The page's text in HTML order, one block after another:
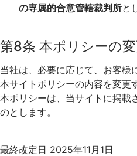
の専属的合意管轄裁判所と
第8条 本ポリシーの
当社は、必要に応じて、お客様
本サイトポリシーの内容を変更
本ポリシーは、当サイトに掲載
のとします。
最終改定日 2025年11月1日